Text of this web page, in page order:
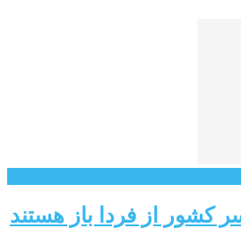
کشور از فردا باز هستند